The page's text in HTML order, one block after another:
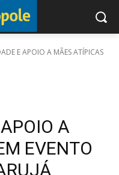
E APOIO A MÃES ATÍPICAS
A
EVENTO